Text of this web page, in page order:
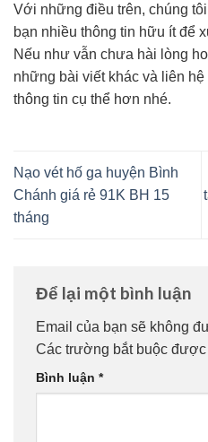
Với những điều trên, chúng
bạn nhiều thông tin hữu ít để
Nếu như vẫn chưa hài lòng
những bài viết khác và liên
thông tin cụ thể hơn nhé.
Nạo vét hố ga huyện Bình
Chánh giá rẻ 91K BH 15
tháng
Để lại một bình luận
Email của bạn sẽ không
Các trường bắt buộc được
Bình luận *